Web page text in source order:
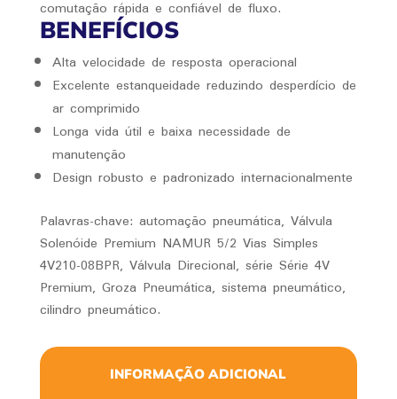
comutação rápida e confiável de fluxo.
BENEFÍCIOS
Alta velocidade de resposta operacional
Excelente estanqueidade reduzindo desperdício de
ar comprimido
Longa vida útil e baixa necessidade de
manutenção
Design robusto e padronizado internacionalmente
Palavras-chave: automação pneumática, Válvula
Solenóide Premium NAMUR 5/2 Vias Simples
4V210-08BPR, Válvula Direcional, série Série 4V
Premium, Groza Pneumática, sistema pneumático,
cilindro pneumático.
INFORMAÇÃO ADICIONAL